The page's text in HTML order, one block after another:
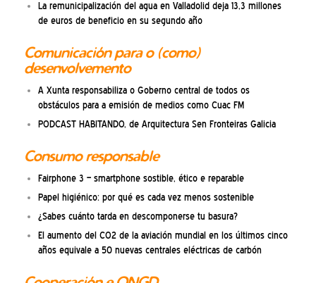
La remunicipalización del agua en Valladolid deja 13,3 millones
de euros de beneficio en su segundo año
Comunicación para o (como)
desenvolvemento
A Xunta responsabiliza o Goberno central de todos os
obstáculos para a emisión de medios como Cuac FM
PODCAST HABITANDO, de Arquitectura Sen Fronteiras Galicia
Consumo responsable
Fairphone 3 – smartphone sostible, ético e reparable
Papel higiénico: por qué es cada vez menos sostenible
¿Sabes cuánto tarda en descomponerse tu basura?
El aumento del CO2 de la aviación mundial en los últimos cinco
años equivale a 50 nuevas centrales eléctricas de carbón